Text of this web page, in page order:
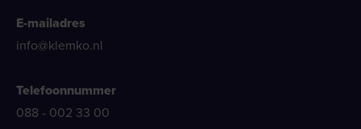
E-mailadres
info@klemko.nl
Telefoonnummer
088 - 002 33 00